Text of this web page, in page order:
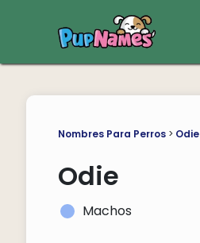
Nombres Para Perros> Odie
Odie
Machos